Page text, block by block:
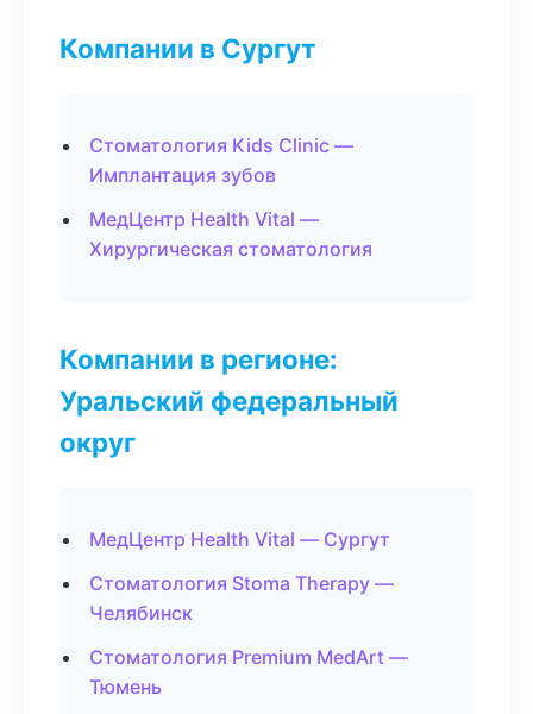
Компании в Сургут
Стоматология Kids Clinic —
Имплантация зубов
МедЦентр Health Vital —
Хирургическая стоматология
Компании в регионе:
Уральский федеральный
округ
МедЦентр Health Vital — Сургут
Стоматология Stoma Therapy —
Челябинск
Стоматология Premium MedArt —
Тюмень